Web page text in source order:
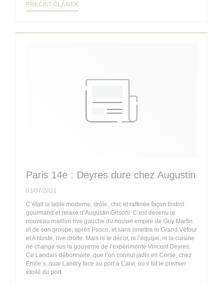
PŘEČÍST ČLÁNEK
Paris 14e : Deyres dure chez Augustin
03/07/2021
C’était la table moderne, drôle, chic et raffinée façon bistrot
gourmand et relaxe d’Augustin Grisoni. C’est devenu le
nouveau maillon rive gauche du nouvel empire de Guy Martin
et de son groupe, après Pasco, et sans omettre le Grand Véfour
et A Noste, rive droite. Mais ni le décor, ni l’équipe, ni la cuisine
ne change sus la gouverne de l’expérimenté Vincent Deyres.
Ce Landais débonnaire, que l’on connut jadis en Corse, chez
Emile’s, quai Landry face au port à Calvi, où il fut le premier
étoilé du port.